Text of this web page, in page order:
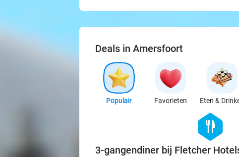
Deals in Amersfoort
Populair Favorieten Eten &
hexagon
food
3-gangendiner bij Fletcher